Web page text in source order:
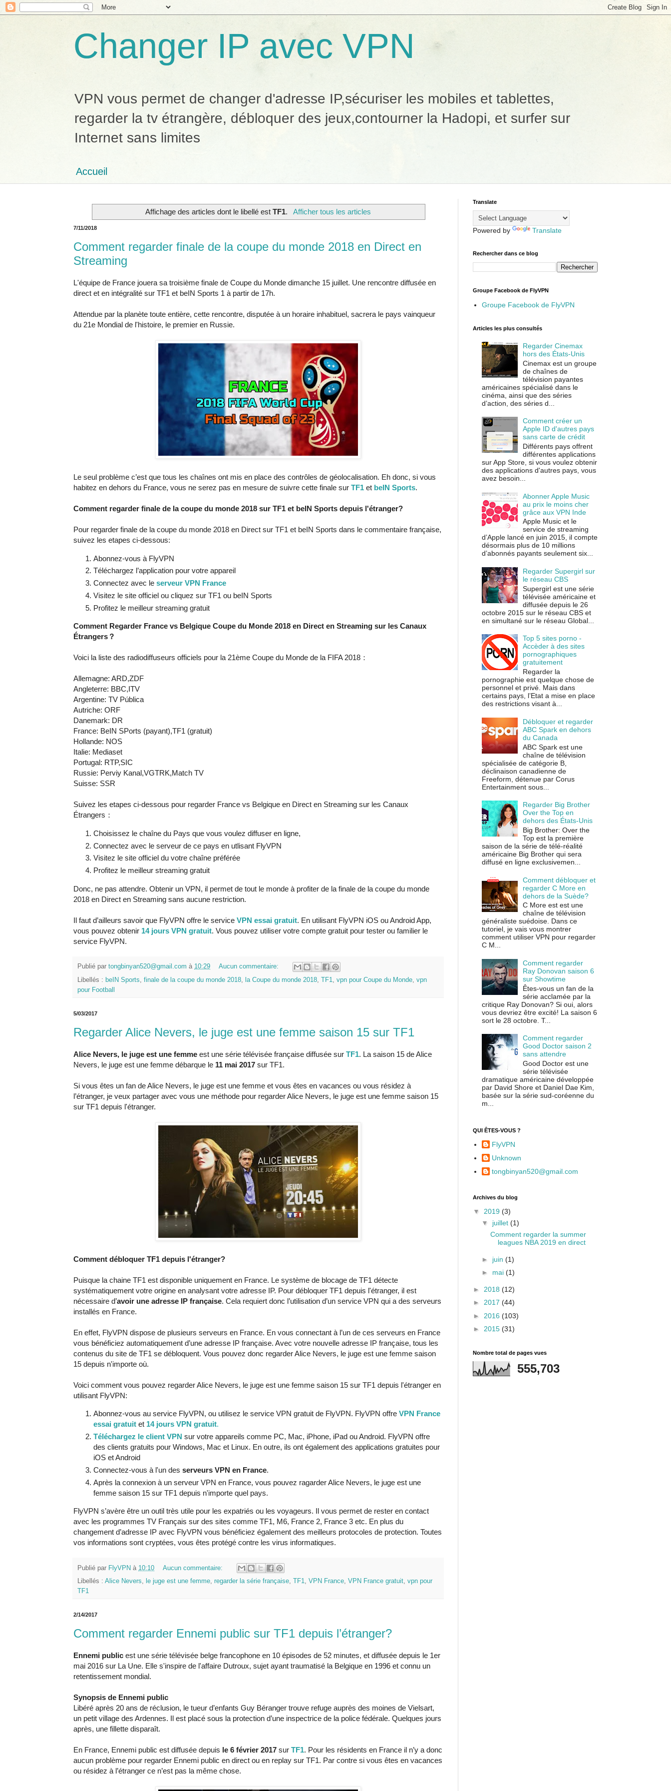
Changer IP avec VPN
VPN vous permet de changer d'adresse IP,sécuriser les mobiles et tablettes,
regarder la tv étrangère, débloquer des jeux,contourner la Hadopi, et surfer sur
Internet sans limites
Accueil
Affichage des articles dont le libellé estTF1. Afficher tous les articles
7/11/2018
Comment regarder finale de la coupe du monde 2018 en Direct en
Streaming
L'équipe de France jouera sa troisième finale de Coupe du Monde dimanche 15 juillet. Une rencontre diffusée en
direct et en intégralité sur TF1 et beIN Sports 1 à partir de 17h.
Attendue par la planète toute entière, cette rencontre, disputée à un horaire inhabituel, sacrera le pays vainqueur
du 21e Mondial de l'histoire, le premier en Russie.
Le seul problème c’est que tous les chaînes ont mis en place des contrôles de géolocalisation. Eh donc, si vous
habitez en dehors du France, vous ne serez pas en mesure de suivre cette finale sur TF1 et beIN Sports.
Comment regarder finale de la coupe du monde 2018 sur TF1 et beIN Sports depuis l'étranger?
Pour regarder finale de la coupe du monde 2018 en Direct sur TF1 et beIN Sports dans le commentaire française,
suivez les etapes ci-dessous:
Abonnez-vous à FlyVPN
Téléchargez l’application pour votre appareil
Connectez avec le serveur VPN France
Visitez le site officiel ou cliquez sur TF1 ou beIN Sports
Profitez le meilleur streaming gratuit
Comment Regarder France vs Belgique Coupe du Monde 2018 en Direct en Streaming sur les Canaux
Étrangers？
Voici la liste des radiodiffuseurs officiels pour la 21ème Coupe du Monde de la FIFA 2018：
Allemagne: ARD,ZDF
Angleterre: BBC,ITV
Argentine: TV Pública
Autriche: ORF
Danemark: DR
France: BeIN SPorts (payant),TF1 (gratuit)
Hollande: NOS
Italie: Mediaset
Portugal: RTP,SIC
Russie: Perviy Kanal,VGTRK,Match TV
Suisse: SSR
Suivez les etapes ci-dessous pour regarder France vs Belgique en Direct en Streaming sur les Canaux
Étrangers：
Choisissez le chaîne du Pays que vous voulez diffuser en ligne,
Connectez avec le serveur de ce pays en utlisant FlyVPN
Visitez le site officiel du votre chaîne préférée
Profitez le meilleur streaming gratuit
Donc, ne pas attendre. Obtenir un VPN, il permet de tout le monde à profiter de la finale de la coupe du monde
2018 en Direct en Streaming sans aucune restriction.
Il faut d’ailleurs savoir que FlyVPN offre le service VPN essai gratuit. En utilisant FlyVPN iOS ou Android App,
vous pouvez obtenir 14 jours VPN gratuit. Vous pouvez utiliser votre compte gratuit pour tester ou familier le
service FlyVPN.
Publié par tongbinyan520@gmail.com à 10:29
Aucun commentaire:
Libellés : beIN Sports, finale de la coupe du monde 2018, la Coupe du monde 2018, TF1, vpn pour Coupe du Monde, vpn
pour Football
5/03/2017
Regarder Alice Nevers, le juge est une femme saison 15 sur TF1
Alice Nevers, le juge est une femme est une série télévisée française diffusée sur TF1. La saison 15 de Alice
Nevers, le juge est une femme débarque le 11 mai 2017 sur TF1.
Si vous êtes un fan de Alice Nevers, le juge est une femme et vous êtes en vacances ou vous résidez à
l’étranger, je veux partager avec vous une méthode pour regarder Alice Nevers, le juge est une femme saison 15
sur TF1 depuis l'étranger.
Comment débloquer TF1 depuis l'étranger?
Puisque la chaine TF1 est disponible uniquement en France. Le système de blocage de TF1 détecte
systématiquement votre origine en analysant votre adresse IP. Pour débloquer TF1 depuis l'étranger, il est
nécessaire d’avoir une adresse IP française. Cela requiert donc l’utilisation d’un service VPN qui a des serveurs
installés en France.
En effet, FlyVPN dispose de plusieurs serveurs en France. En vous connectant à l’un de ces serveurs en France
vous bénéficiez automatiquement d’une adresse IP française. Avec votre nouvelle adresse IP française, tous les
contenus du site de TF1 se débloquent. Vous pouvez donc regarder Alice Nevers, le juge est une femme saison
15 depuis n'importe où.
Voici comment vous pouvez regarder Alice Nevers, le juge est une femme saison 15 sur TF1 depuis l'étranger en
utilisant FlyVPN:
Abonnez-vous au service FlyVPN, ou utilisez le service VPN gratuit de FlyVPN. FlyVPN offre VPN France
essai gratuit et 14 jours VPN gratuit.
Téléchargez le client VPN sur votre appareils comme PC, Mac, iPhone, iPad ou Android. FlyVPN offre
des clients gratuits pour Windows, Mac et Linux. En outre, ils ont également des applications gratuites pour
iOS et Android
Connectez-vous à l'un des serveurs VPN en France.
Après la connexion à un serveur VPN en France, vous pouvez ragarder Alice Nevers, le juge est une
femme saison 15 sur TF1 depuis n'importe quel pays.
FlyVPN s’avère être un outil très utile pour les expatriés ou les voyageurs. Il vous permet de rester en contact
avec les programmes TV Français sur des sites comme TF1, M6, France 2, France 3 etc. En plus du
changement d’adresse IP avec FlyVPN vous bénéficiez également des meilleurs protocoles de protection. Toutes
vos informations sont cryptées, vous êtes protégé contre les virus informatiques.
Publié par FlyVPN à 10:10
Aucun commentaire:
Libellés : Alice Nevers, le juge est une femme, regarder la série française, TF1, VPN France, VPN France gratuit, vpn pour
TF1
2/14/2017
Comment regarder Ennemi public sur TF1 depuis l’étranger?
Ennemi public est une série télévisée belge francophone en 10 épisodes de 52 minutes, et diffusée depuis le 1er
mai 2016 sur La Une. Elle s'inspire de l'affaire Dutroux, sujet ayant traumatisé la Belgique en 1996 et connu un
retentissement mondial.
Synopsis de Ennemi public
Libéré après 20 ans de réclusion, le tueur d’enfants Guy Béranger trouve refuge auprès des moines de Vielsart,
un petit village des Ardennes. Il est placé sous la protection d’une inspectrice de la police fédérale. Quelques jours
après, une fillette disparaît.
En France, Ennemi public est diffusée depuis le 6 février 2017 sur TF1. Pour les résidents en France il n’y a donc
aucun problème pour regarder Ennemi public en direct ou en replay sur TF1. Par contre si vous êtes en vacances
ou résidez à l’étranger ce n’est pas la même chose.
Translate
Powered by Translate
Rechercher dans ce blog
Groupe Facebook de FlyVPN
Groupe Facebook de FlyVPN
Articles les plus consultés
Regarder Cinemax
hors des États-Unis
Cinemax est un groupe
de chaînes de
télévision payantes
américaines spécialisé dans le
cinéma, ainsi que des séries
d’action, des séries d...
Comment créer un
Apple ID d'autres pays
sans carte de crédit
Différents pays offrent
différentes applications
sur App Store, si vous voulez obtenir
des applications d'autres pays, vous
avez besoin...
Abonner Apple Music
au prix le moins cher
grâce aux VPN Inde
Apple Music et le
service de streaming
d’Apple lancé en juin 2015, il compte
désormais plus de 10 millions
d’abonnés payants seulement six...
Regarder Supergirl sur
le réseau CBS
Supergirl est une série
télévisée américaine et
diffusée depuis le 26
octobre 2015 sur le réseau CBS et
en simultané sur le réseau Global...
Top 5 sites porno -
Accèder à des sites
pornographiques
gratuitement
Regarder la
pornographie est quelque chose de
personnel et privé. Mais dans
certains pays, l’Etat a mise en place
des restrictions visant à...
Débloquer et regarder
ABC Spark en dehors
du Canada
ABC Spark est une
chaîne de télévision
spécialisée de catégorie B,
déclinaison canadienne de
Freeform, détenue par Corus
Entertainment sous...
Regarder Big Brother
Over the Top en
dehors des États-Unis
Big Brother: Over the
Top est la première
saison de la série de télé-réalité
américaine Big Brother qui sera
diffusé en ligne exclusivemen...
Comment débloquer et
regarder C More en
dehors de la Suède?
C More est est une
chaîne de télévision
généraliste suédoise. Dans ce
tutoriel, je vais vous montrer
comment utiliser VPN pour regarder
C M...
Comment regarder
Ray Donovan saison 6
sur Showtime
Êtes-vous un fan de la
série acclamée par la
critique Ray Donovan? Si oui, alors
vous devriez être excité! La saison 6
sort le 28 octobre. T...
Comment regarder
Good Doctor saison 2
sans attendre
Good Doctor est une
série télévisée
dramatique américaine développée
par David Shore et Daniel Dae Kim,
basée sur la série sud-coréenne du
m...
QUI ÊTES-VOUS ?
FlyVPN
Unknown
tongbinyan520@gmail.com
Archives du blog
▼ 2019 (3)
▼ juillet (1)
Comment regarder la summer
leagues NBA 2019 en direct
► juin (1)
► mai (1)
► 2018 (12)
► 2017 (44)
► 2016 (103)
► 2015 (31)
Nombre total de pages vues
555,703